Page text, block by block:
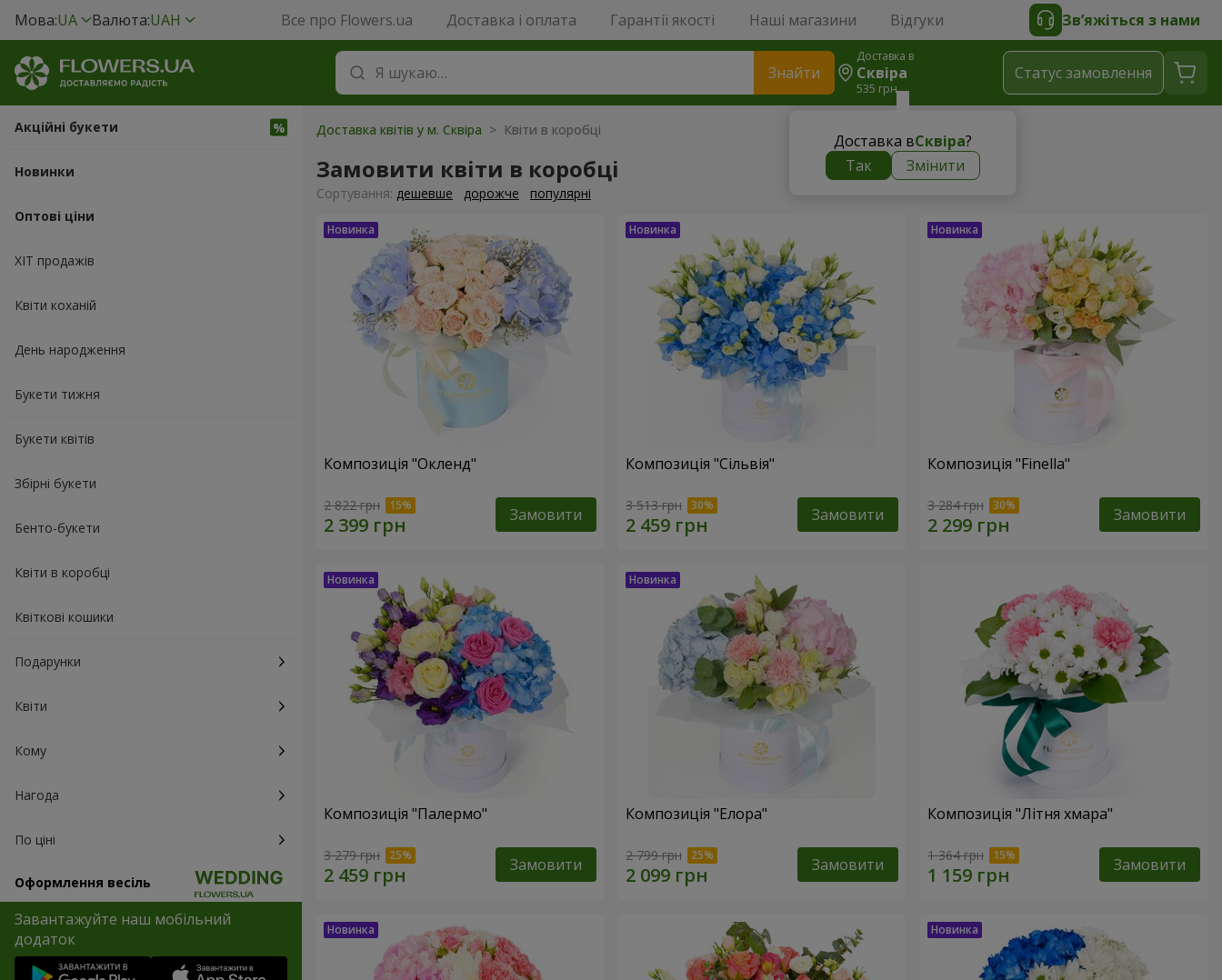
Мова:UA Валюта:UAH Все про Flowers.ua Доставка і оплата Гарантії якості Наші магазини Відгуки Зв’яжіться з нами
Знайти
Доставка в
Сквіра
535 грн
Доставка вСквіра?
Так
Змінити
Статус замовлення
Акційні букети
Новинки
Оптові ціни
ХІТ продажів
Квіти коханій
День народження
Букети тижня
Букети квітів
Збірні букети
Бенто-букети
Квіти в коробці
Квіткові кошики
Подарунки
Квіти
Кому
Нагода
По ціні
Оформлення весіль
Завантажуйте наш мобільний
додаток
Доставка квітів у м. Сквіра > Квіти в коробці
Замовити квіти в коробці
Сортування: дешевше дорожче популярні
Композиція "Окленд"
2 822 грн Замовити
Композиція "Сільвія"
3 513 грн Замовити
Композиція "Finella"
3 284 грн Замовити
Композиція "Палермо"
3 279 грн Замовити
Композиція "Елора"
2 799 грн Замовити
Композиція "Літня хмара"
1 364 грн Замовити